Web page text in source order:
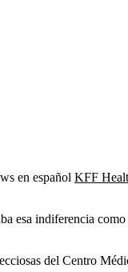
en español KFF
esa indiferencia
del Centro